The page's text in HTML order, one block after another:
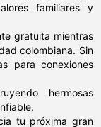
familiares y
gratuita mientras
colombiana. Sin
para conexiones
hermosas
tu próxima gran